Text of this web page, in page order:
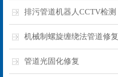
排污管道机器人CCTV检测
机械制螺旋缠绕法管道修复
管道光固化修复